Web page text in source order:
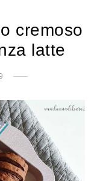
cremoso
latte